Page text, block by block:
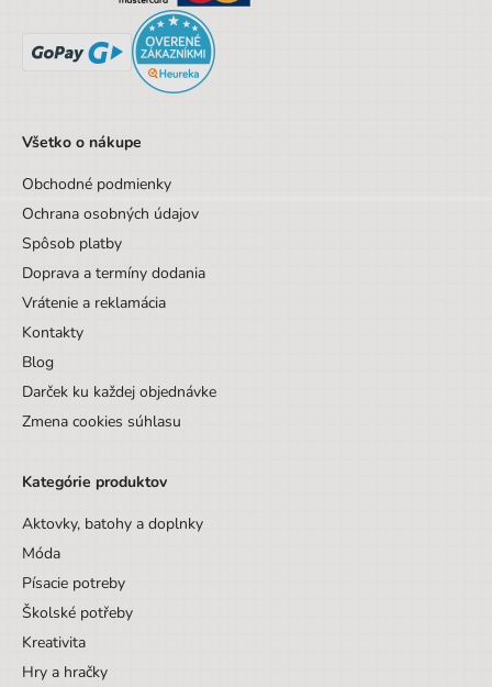
Sada/Sety/Balíčky
Designová položka
Všetko o nákupe
Obchodné podmienky
Ochrana osobných údajov
Spôsob platby
Doprava a termíny dodania
Vrátenie a reklamácia
Kontakty
Blog
Darček ku každej objednávke
Zmena cookies súhlasu
Kategórie produktov
Aktovky, batohy a doplnky
Móda
Písacie potreby
Školské potřeby
Kreativita
Hry a hračky